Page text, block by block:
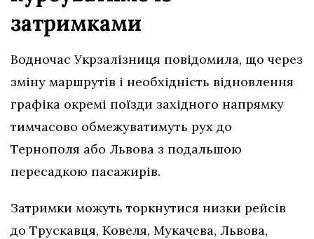
затримками
Водночас Укрзалізниця повідомила, що через
зміну маршрутів і необхідність відновлення
графіка окремі поїзди західного напрямку
тимчасово обмежуватимуть рух до
Тернополя або Львова з подальшою
пересадкою пасажирів.
Затримки можуть торкнутися низки рейсів
до Трускавця, Ковеля, Мукачева, Львова,